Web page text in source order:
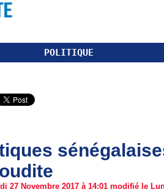
POLITIQUE
27 Novembre 2017 à 14:01 modifié le